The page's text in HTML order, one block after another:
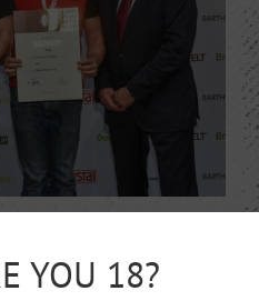
YOU 18?